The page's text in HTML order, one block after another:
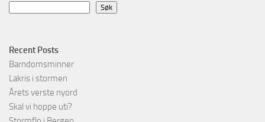
Søk
Recent Posts
Barndomsminner
Lakris i stormen
Årets verste nyord
Skal vi hoppe uti?